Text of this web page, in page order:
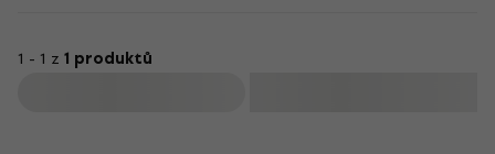
1 - 1 z 1 produktů